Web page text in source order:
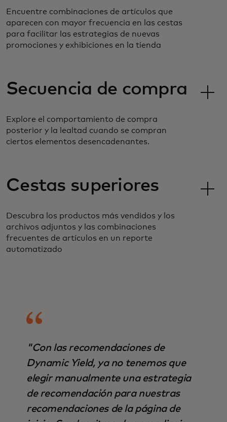
Encuentre combinaciones de artículos que
aparecen con mayor frecuencia en las cestas
para facilitar las estrategias de nuevas
promociones y exhibiciones en la tienda
Secuencia de compra
Explore el comportamiento de compra
posterior y la lealtad cuando se compran
ciertos elementos desencadenantes.
Cestas superiores
Descubra los productos más vendidos y los
archivos adjuntos y las combinaciones
frecuentes de artículos en un reporte
automatizado
"Con las recomendaciones de
Dynamic Yield, ya no tenemos que
elegir manualmente una estrategia
de recomendación para nuestras
recomendaciones de la página de